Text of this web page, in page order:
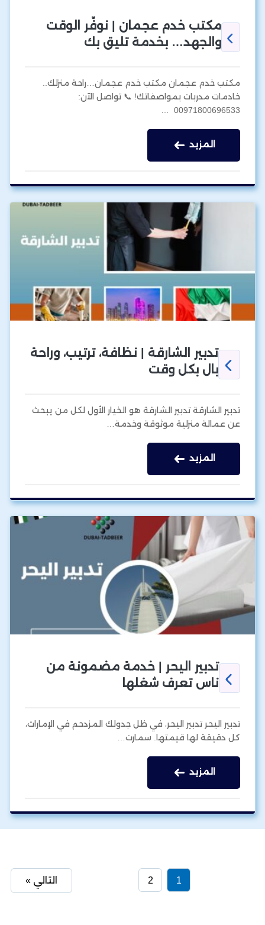
مكتب خدم عجمان | نوفّر الوقت
والجهد… بخدمة تليق بك
مكتب خدم عجمان مكتب خدم عجمان…راحة منزلك..
خادمات مدربات بمواصفاتك! 📞 تواصل الآن:
00971800696533 …
المزيد
تدبير الشارقة | نظافة، ترتيب، وراحة
بال بكل وقت
تدبير الشارقة تدبير الشارقة هو الخيار الأول لكل من يبحث
عن عمالة منزلية موثوقة وخدمة…
المزيد
تدبير اليحر | خدمة مضمونة من
ناس تعرف شغلها
تدبير اليحر تدبير اليحر، في ظل جدولك المزدحم في الإمارات،
كل دقيقة لها قيمتها. سمارت…
المزيد
1
2 التالي »